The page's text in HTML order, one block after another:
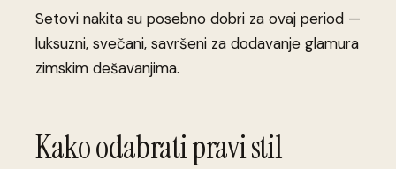
Setovi nakita su posebno dobri za ovaj period —
luksuzni, svečani, savršeni za dodavanje glamura
zimskim dešavanjima.
Kako odabrati pravi stil